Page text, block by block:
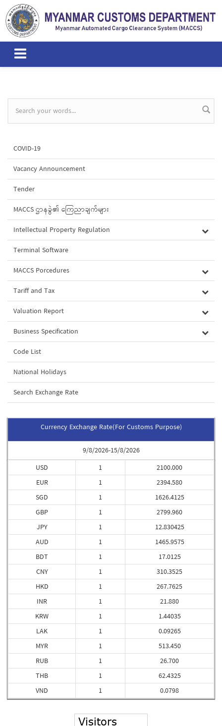
Skip to main content
Search form
COVID-19
Vacancy Announcement
Tender
MACCS ဌာနခွဲ၏ ကြေညာချက်များ
Intellectual Property Regulation
Terminal Software
MACCS Porcedures
Tariff and Tax
Valuation Report
Business Specification
Code List
National Holidays
Search Exchange Rate
Currency Exchange Rate(For Customs Purpose)
9/8/2026-15/8/2026
USD
EUR
SGD
GBP
JPY
AUD
BDT
CNY
HKD
INR
KRW
LAK
MYR
RUB
THB
VND
1
1
1
1
1
1
1
1
1
1
1
1
1
1
1
1
2100.000
2394.580
1626.4125
2799.960
12.830425
1465.9575
17.0125
310.3525
267.7625
21.880
1.44035
0.09265
513.450
26.700
62.4325
0.0798